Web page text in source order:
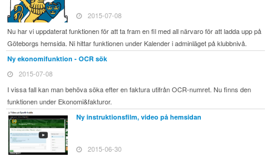
2015-07-08
Nu har vi uppdaterat funktionen för att ta fram en fil med all närvaro för att ladda upp på
Göteborgs hemsida. Ni hittar funktionen under Kalender i adminläget på klubbnivå.
Ny ekonomifunktion - OCR sök
2015-07-08
I vissa fall kan man behöva söka efter en faktura utifrån OCR-numret. Nu finns den
funktionen under Ekonomi&fakturor.
Ny instruktionsfilm, video på hemsidan
2015-06-30